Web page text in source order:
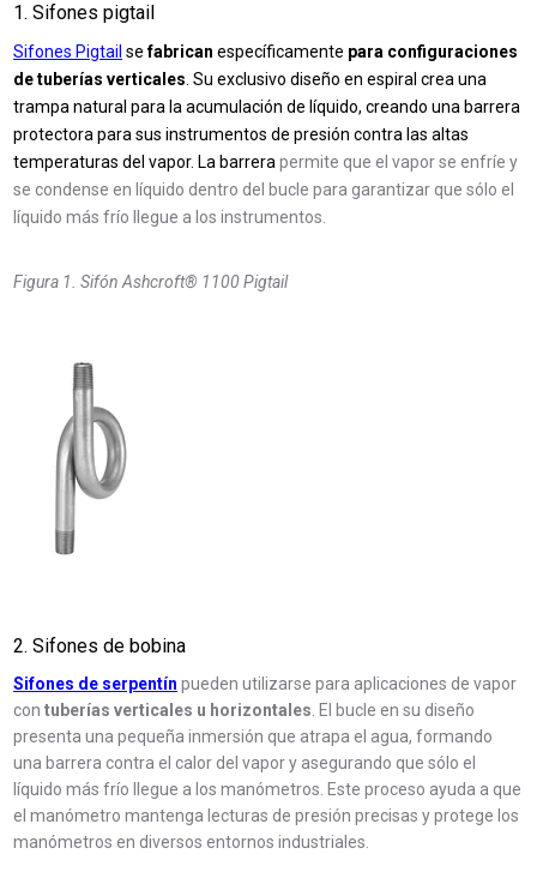
1. Sifones pigtail
Sifones Pigtail sefabrican específicamente para configuraciones
de tuberías verticales . Su exclusivo diseño en espiral crea una
trampa natural para la acumulación de líquido, creando una barrera
protectora para sus instrumentos de presión contra las altas
temperaturas del vapor. La barrerapermite que el vapor se enfríe y
se condense en líquido dentro del bucle para garantizar que sólo el
líquido más frío llegue a los instrumentos.
Figura 1. Sifón Ashcroft® 1100 Pigtail
2. Sifones de bobina
Sifones de serpentín pueden utilizarse para aplicaciones de vapor
contuberías verticales u horizontales . El bucle en su diseño
presenta una pequeña inmersión que atrapa el agua, formando
una barrera contra el calor del vapor y asegurando que sólo el
líquido más frío llegue a los manómetros. Este proceso ayuda a que
el manómetro mantenga lecturas de presión precisas y protege los
manómetros en diversos entornos industriales.